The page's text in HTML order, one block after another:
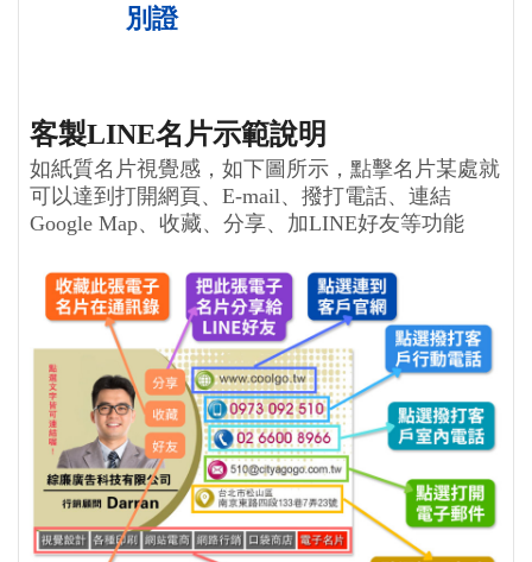
別證
客製LINE名片示範說明
如紙質名片視覺感，如下圖所示，點擊名片某處就
可以達到打開網頁、E-mail、撥打電話、連結
Google Map、收藏、分享、加LINE好友等功能